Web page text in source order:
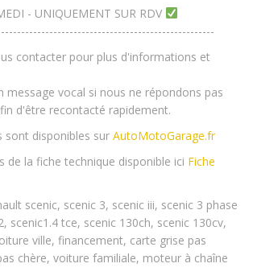
- UNIQUEMENT SUR RDV
contacter pour plus d'informations et
message vocal si nous ne répondons pas
d'être recontacté rapidement.
sont disponibles sur AutoMotoGarage.fr
de la fiche technique disponible ici Fiche
scenic, scenic 3, scenic iii, scenic 3 phase
scenic1.4 tce, scenic 130ch, scenic 130cv,
ville, financement, carte grise pas
chère, voiture familiale, moteur à chaîne